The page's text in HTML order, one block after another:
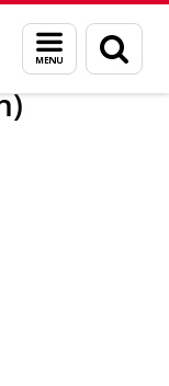
Menu
en
zoeken
Voogsgeerd